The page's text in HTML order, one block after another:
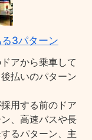
3パターン
アから乗車して
払いのパターン
用する前のドア
、高速バスや長
るパターン、主